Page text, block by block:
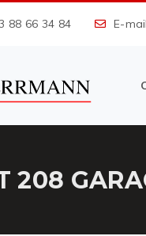
88 66 34 84 E-
208